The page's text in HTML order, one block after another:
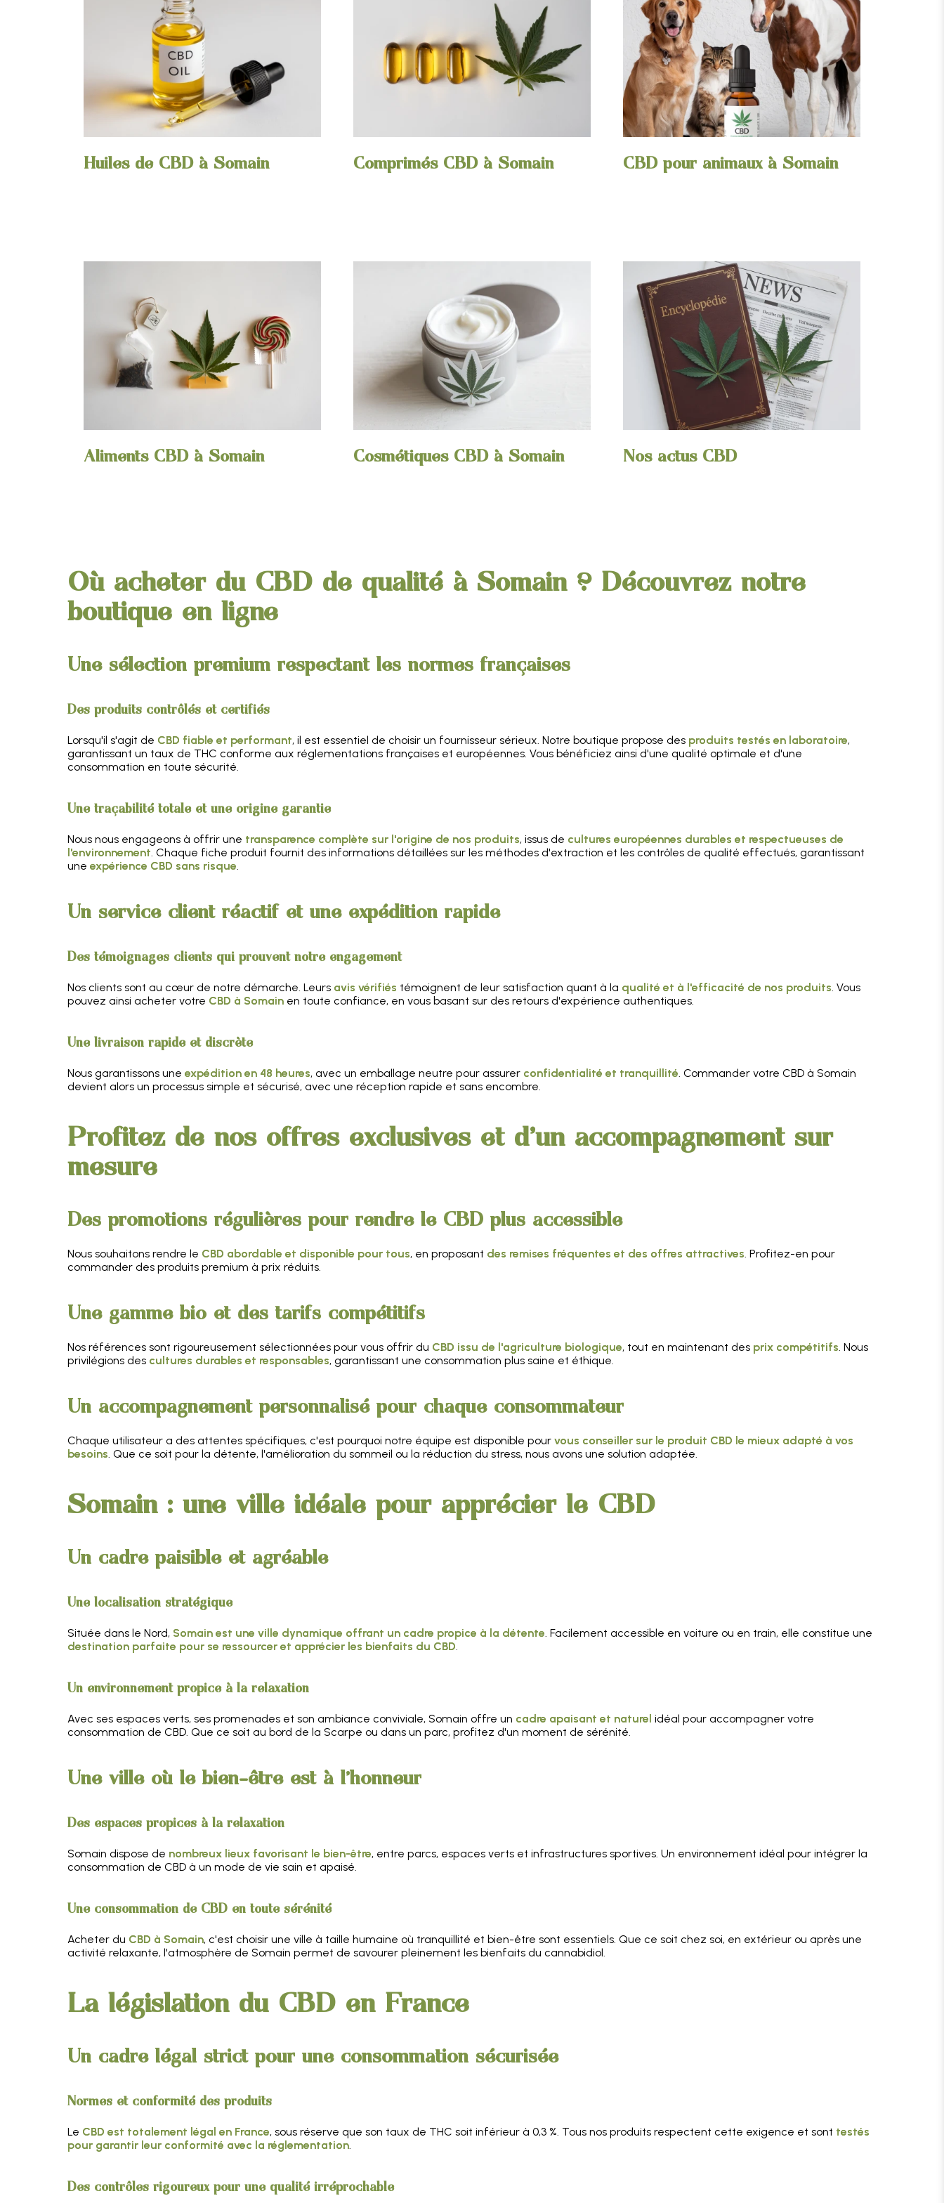
Huiles de CBD à Somain Comprimés CBD à Somain CBD pour animaux à Somain
Aliments CBD à Somain Cosmétiques CBD à Somain Nos actus CBD
Où acheter du CBD de qualité à Somain ? Découvrez notre
boutique en ligne
Une sélection premium respectant les normes françaises
Des produits contrôlés et certifiés
Lorsqu'il s'agit de CBD fiable et performant, il est essentiel de choisir un fournisseur sérieux. Notre boutique propose des produits testés en laboratoire,
garantissant un taux de THC conforme aux réglementations françaises et européennes. Vous bénéficiez ainsi d'une qualité optimale et d'une
consommation en toute sécurité.
Une traçabilité totale et une origine garantie
Nous nous engageons à offrir une transparence complète sur l'origine de nos produits, issus de cultures européennes durables et respectueuses de
l'environnement . Chaque fiche produit fournit des informations détaillées sur les méthodes d'extraction et les contrôles de qualité effectués, garantissant
une expérience CBD sans risque
Un service client réactif et une expédition rapide
Des témoignages clients qui prouvent notre engagement
Nos clients sont au cœur de notre démarche. Leurs avis vérifiés témoignent de leur satisfaction quant à la qualité et à l'efficacité de nos produits . Vous
pouvez ainsi acheter votre CBD à Somain en toute confiance, en vous basant sur des retours d'expérience authentiques.
Une livraison rapide et discrète
Nous garantissons une expédition en 48 heures, avec un emballage neutre pour assurer confidentialité et tranquillité . Commander votre CBD à Somain
devient alors un processus simple et sécurisé, avec une réception rapide et sans encombre.
Profitez de nos offres exclusives et d'un accompagnement sur
mesure
Des promotions régulières pour rendre le CBD plus accessible
Nous souhaitons rendre le CBD abordable et disponible pour tous, en proposant des remises fréquentes et des offres attractives . Profitez-en pour
commander des produits premium à prix réduits.
Une gamme bio et des tarifs compétitifs
Nos références sont rigoureusement sélectionnées pour vous offrir du CBD issu de l'agriculture biologique, tout en maintenant des prix compétitifs . Nous
privilégions des cultures durables et responsables, garantissant une consommation plus saine et éthique.
Un accompagnement personnalisé pour chaque consommateur
Chaque utilisateur a des attentes spécifiques, c'est pourquoi notre équipe est disponible pour vous conseiller sur le produit CBD le mieux adapté à vos
besoins . Que ce soit pour la détente, l'amélioration du sommeil ou la réduction du stress, nous avons une solution adaptée.
Somain : une ville idéale pour apprécier le CBD
Un cadre paisible et agréable
Une localisation stratégique
Située dans le Nord, Somain est une ville dynamique offrant un cadre propice à la détente . Facilement accessible en voiture ou en train, elle constitue une
destination parfaite pour se ressourcer et apprécier les bienfaits du CBD
Un environnement propice à la relaxation
Avec ses espaces verts, ses promenades et son ambiance conviviale, Somain offre un cadre apaisant et naturel idéal pour accompagner votre
consommation de CBD. Que ce soit au bord de la Scarpe ou dans un parc, profitez d'un moment de sérénité.
Une ville où le bien-être est à l'honneur
Des espaces propices à la relaxation
Somain dispose de nombreux lieux favorisant le bien-être, entre parcs, espaces verts et infrastructures sportives. Un environnement idéal pour intégrer la
consommation de CBD à un mode de vie sain et apaisé.
Une consommation de CBD en toute sérénité
Acheter du CBD à Somain, c'est choisir une ville à taille humaine où tranquillité et bien-être sont essentiels. Que ce soit chez soi, en extérieur ou après une
activité relaxante, l'atmosphère de Somain permet de savourer pleinement les bienfaits du cannabidiol.
La législation du CBD en France
Un cadre légal strict pour une consommation sécurisée
Normes et conformité des produits
Le CBD est totalement légal en France, sous réserve que son taux de THC soit inférieur à 0,3 %. Tous nos produits respectent cette exigence et sont testés
pour garantir leur conformité avec la réglementation
Des contrôles rigoureux pour une qualité irréprochable